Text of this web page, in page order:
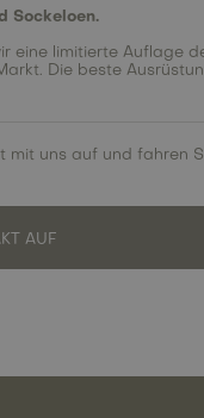
Sockeloen.
eine limitierte Auflage
Die beste
uns auf und fahren
AUF